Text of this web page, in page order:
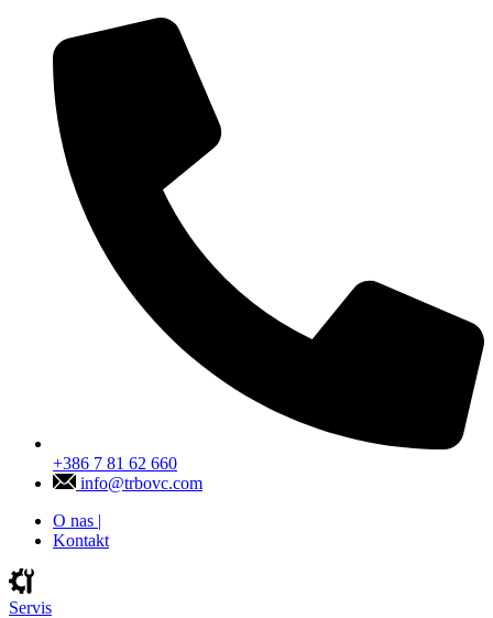
+386 7 81 62 660
info@trbovc.com
O nas |
Kontakt
Servis